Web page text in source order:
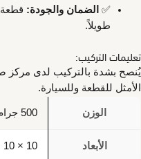
✅ الضمان والجودة:
طويلاً.
تعليمات التركيب:
يُنصح بشدة بالتركيب لدى مركز
الأمثل للقطعة وللسيارة.
الوزن 500 جرام
الأبعاد 10 × 10 × 5 سنتيميتر